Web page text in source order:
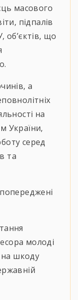
масового
підпалів
об’єктів, що
а
на
України,
серед
та
молоді
на шкоду